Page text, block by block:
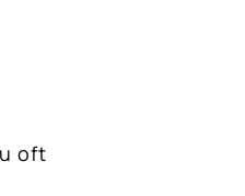
oft